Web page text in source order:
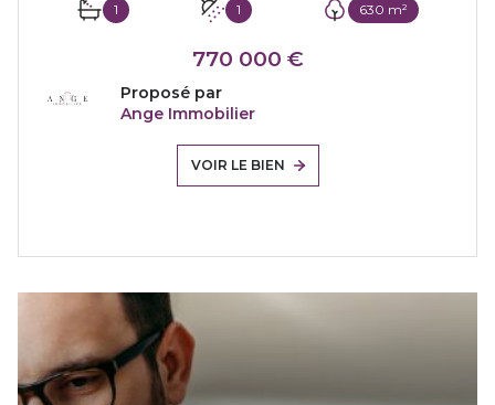
1 1 630 m²
770 000 €
Proposé par
Ange Immobilier
VOIR LE BIEN